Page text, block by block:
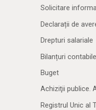
Solicitare
Declarații de
Drepturi salariale
Bilanțuri contabile
Buget
Achiziţii publice.
Registrul Unic al